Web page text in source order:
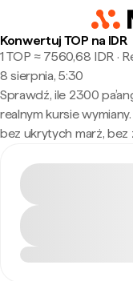
Konwertuj TOP na IDR
1 TOP ≈ 7560,68 IDR ·
8 sierpnia, 5:30
Sprawdź, ile 2300
realnym kursie
bez ukrytych marż,